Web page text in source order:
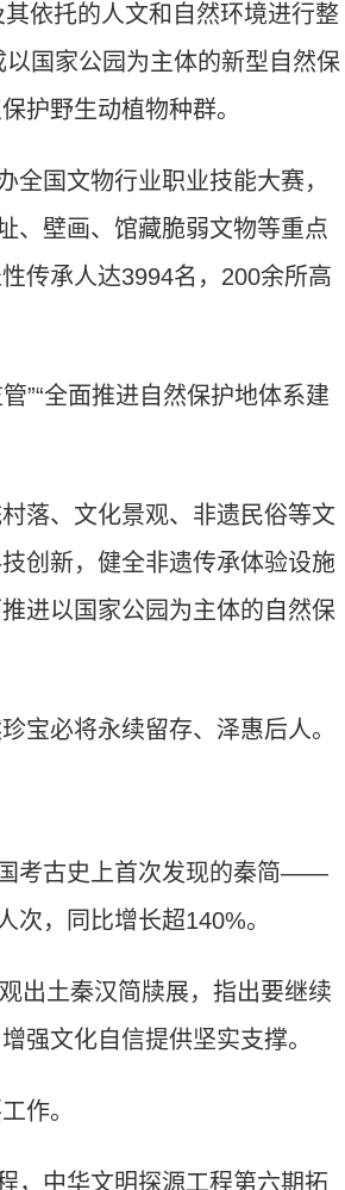
依托的人文和自然环境进行整
国家公园为主体的新型自然保
护野生动植物种群。
国文物行业职业技能大赛，
、壁画、馆藏脆弱文物等重点
传承人达3994名，200余所高
”“全面推进自然保护地体系建
落、文化景观、非遗民俗等文
创新，健全非遗传承体验设施
进以国家公园为主体的自然保
必将永续留存、泽惠后人。
考古史上首次发现的秦简——
，同比增长超140%。
土秦汉简牍展，指出要继续
强文化自信提供坚实支撑。
作。
中华文明探源工程第六期拓